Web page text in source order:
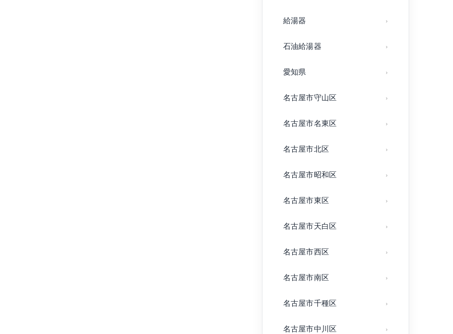
給湯器
石油給湯器
愛知県
名古屋市守山区
名古屋市名東区
名古屋市北区
名古屋市昭和区
名古屋市東区
名古屋市天白区
名古屋市西区
名古屋市南区
名古屋市千種区
名古屋市中川区